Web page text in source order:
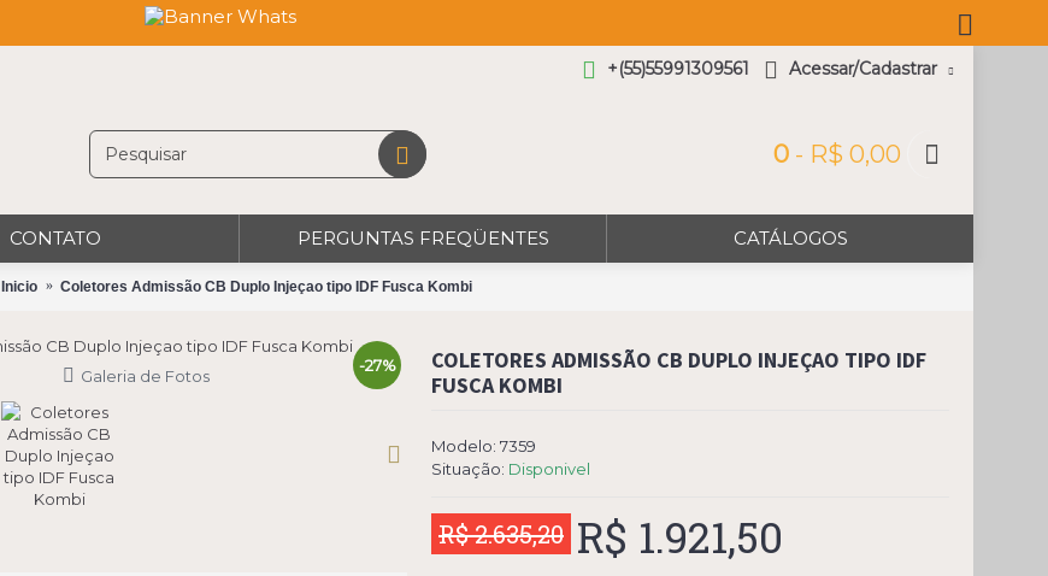
+(55)55991309561 Acessar/Cadastrar
0 - R$ 0,00
CONTATO PERGUNTAS FREQÜENTES CATÁLOGOS
Inicio Coletores Admissão CB Duplo Injeçao tipo IDF Fusca Kombi
-27%
Galeria de Fotos
COLETORES ADMISSÃO CB DUPLO INJEÇAO TIPO IDF
FUSCA KOMBI
Modelo: 7359
Situação: Disponivel
R$ 2.635,20 R$ 1.921,50